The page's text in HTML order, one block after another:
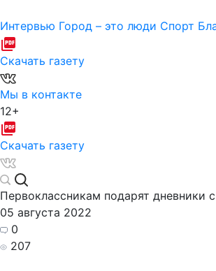
Интервью Город – это люди Спорт
Скачать газету
Мы в контакте
12+
Скачать газету
Первоклассникам подарят дневники
05 августа 2022
0
207